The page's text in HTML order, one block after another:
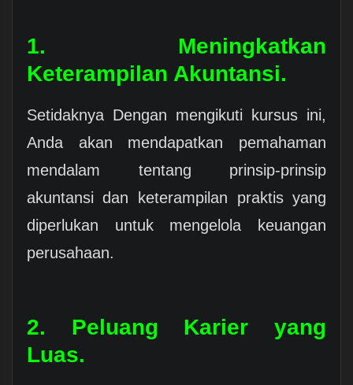
1. Meningkatkan
Keterampilan Akuntansi.
Setidaknya Dengan mengikuti kursus ini,
Anda akan mendapatkan pemahaman
mendalam tentang prinsip-prinsip
akuntansi dan keterampilan praktis yang
diperlukan untuk mengelola keuangan
perusahaan.
2. Peluang Karier yang
Luas.